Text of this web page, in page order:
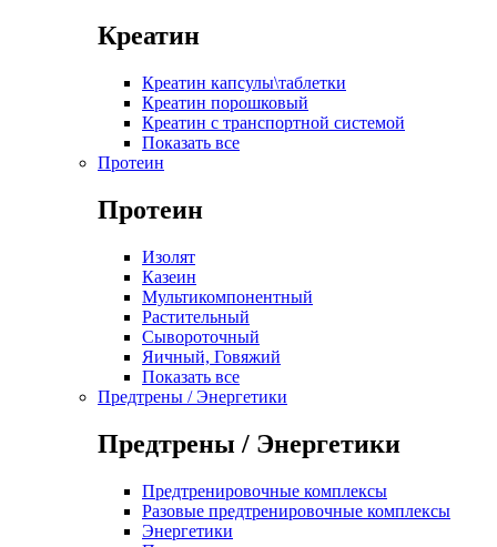
Креатин
Креатин капсулы\таблетки
Креатин порошковый
Креатин с транспортной системой
Показать все
Протеин
Протеин
Изолят
Казеин
Мультикомпонентный
Растительный
Сывороточный
Яичный, Говяжий
Показать все
Предтрены / Энергетики
Предтрены / Энергетики
Предтренировочные комплексы
Разовые предтренировочные комплексы
Энергетики